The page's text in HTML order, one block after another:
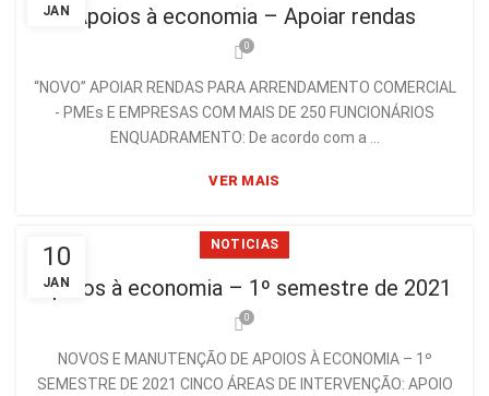
JAN Apoios à economia – Apoiar rendas
0
“NOVO” APOIAR RENDAS PARA ARRENDAMENTO COMERCIAL
- PMEs E EMPRESAS COM MAIS DE 250 FUNCIONÁRIOS
ENQUADRAMENTO: De acordo com a ...
VER MAIS
10
JAN
NOTICIAS
Apoios à economia – 1º semestre de 2021
0
NOVOS E MANUTENÇÃO DE APOIOS À ECONOMIA – 1º
SEMESTRE DE 2021 CINCO ÁREAS DE INTERVENÇÃO: APOIO